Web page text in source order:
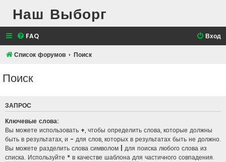
Наш Выборг
FAQ Вход
Список форумов Поиск
Поиск
ЗАПРОС
Ключевые слова:
Вы можете использовать +, чтобы определить слова, которые должны
быть в результатах, и - для слов, которых в результатах быть не должно.
Вы можете разделить слова символом
для поиска любого слова из
списка. Используйте * в качестве шаблона для частичного совпадения.